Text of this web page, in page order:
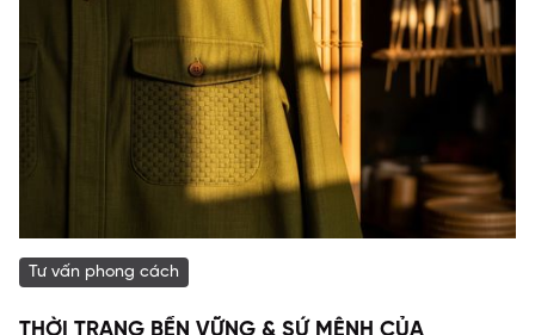
Tư vấn phong cách